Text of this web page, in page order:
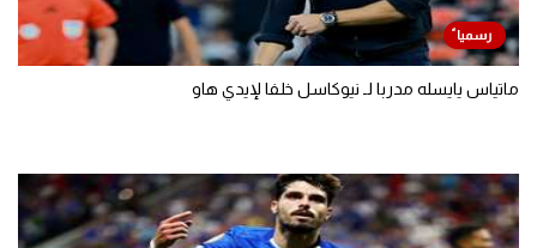
ماتياس يايسله مدربا لـ نيوكاسل خلفا لإيدي هاو